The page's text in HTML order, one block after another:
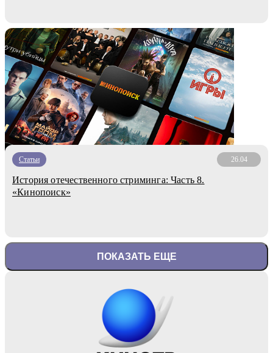
Статьи 26.04
История отечественного стриминга: Часть 8.
«Кинопоиск»
ПОКАЗАТЬ ЕЩЕ